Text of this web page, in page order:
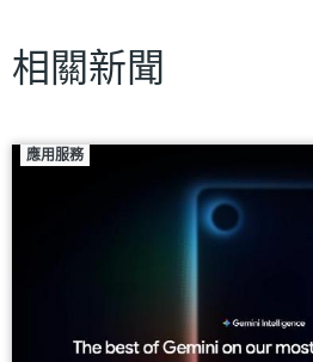
相關新聞
應用服務